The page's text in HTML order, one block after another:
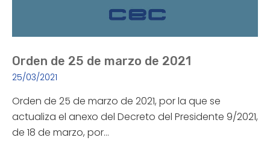
Orden de 25 de marzo de 2021
25/03/2021
Orden de 25 de marzo de 2021, por la que se
actualiza el anexo del Decreto del Presidente 9/2021,
de 18 de marzo, por…